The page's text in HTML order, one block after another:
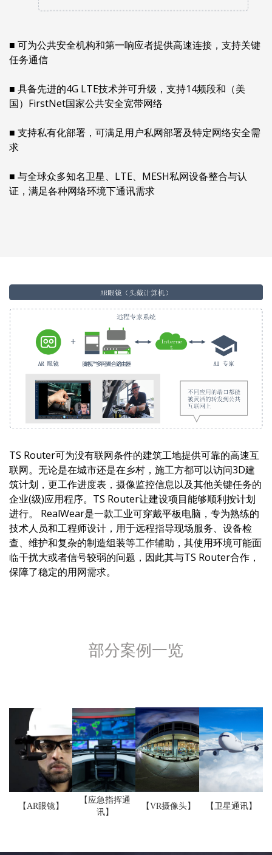
■ 可为公共安全机构和第一响应者提供高速连接，支持关键
任务通信
■ 具备先进的4G LTE技术并可升级，支持14频段和（美
国）FirstNet国家公共安全宽带网络
■ 支持私有化部署，可满足用户私网部署及特定网络安全需
求
■ 与全球众多知名卫星、LTE、MESH私网设备整合与认
证，满足各种网络环境下通讯需求
TS Router可为没有联网条件的建筑工地提供可靠的高速互
联网。无论是在城市还是在乡村，施工方都可以访问3D建
筑计划，更工作进度表，摄像监控信息以及其他关键任务的
企业(级)应用程序。TS Router让建设项目能够顺利按计划
进行。 RealWear是一款工业可穿戴平板电脑，专为熟练的
技术人员和工程师设计，用于远程指导现场服务、设备检
查、维护和复杂的制造组装等工作辅助，其使用环境可能面
临干扰大或者信号较弱的问题，因此其与TS Router合作，
保障了稳定的用网需求。
部分案例一览
【AR眼镜】
【应急指挥通
讯】
【VR摄像头】 【卫星通讯】